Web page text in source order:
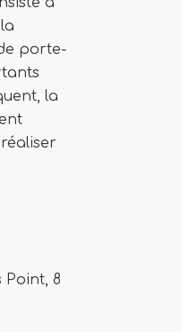
porte-
la
Point, 8